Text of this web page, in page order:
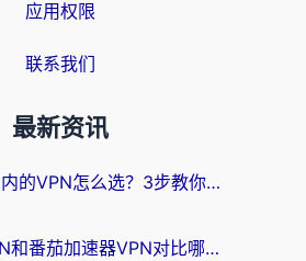
应用权限
联系我们
最新资讯
从墨西哥回国内的VPN怎么选？3步教你无缝刷剧、玩国服游戏
ChickCN VPN和番茄加速器VPN对比哪个回国效果更好？海外党亲测后的真实答案